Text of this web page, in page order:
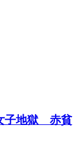
子地獄 赤貧